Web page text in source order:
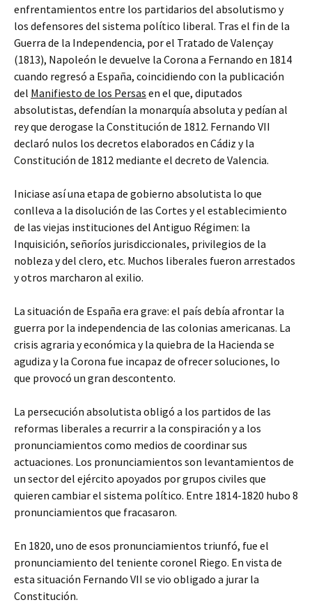
enfrentamientos entre los partidarios del absolutismo y
los defensores del sistema político liberal. Tras el fin de la
Guerra de la Independencia, por el Tratado de Valençay
(1813), Napoleón le devuelve la Corona a Fernando en 1814
cuando regresó a España, coincidiendo con la publicación
del Manifiesto de los Persas en el que, diputados
absolutistas, defendían la monarquía absoluta y pedían al
rey que derogase la Constitución de 1812. Fernando VII
declaró nulos los decretos elaborados en Cádiz y la
Constitución de 1812 mediante el decreto de Valencia.
Iniciase así una etapa de gobierno absolutista lo que
conlleva a la disolución de las Cortes y el establecimiento
de las viejas instituciones del Antiguo Régimen: la
Inquisición, señoríos jurisdiccionales, privilegios de la
nobleza y del clero, etc. Muchos liberales fueron arrestados
y otros marcharon al exilio.
La situación de España era grave: el país debía afrontar la
guerra por la independencia de las colonias americanas. La
crisis agraria y económica y la quiebra de la Hacienda se
agudiza y la Corona fue incapaz de ofrecer soluciones, lo
que provocó un gran descontento.
La persecución absolutista obligó a los partidos de las
reformas liberales a recurrir a la conspiración y a los
pronunciamientos como medios de coordinar sus
actuaciones. Los pronunciamientos son levantamientos de
un sector del ejército apoyados por grupos civiles que
quieren cambiar el sistema político. Entre 1814-1820 hubo 8
pronunciamientos que fracasaron.
En 1820, uno de esos pronunciamientos triunfó, fue el
pronunciamiento del teniente coronel Riego. En vista de
esta situación Fernando VII se vio obligado a jurar la
Constitución.